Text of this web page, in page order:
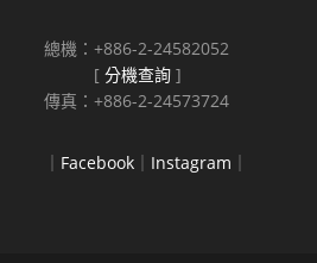
總機：+886-2-24582052
[分機查詢 ]
傳真：+886-2-24573724
Facebook Instagram